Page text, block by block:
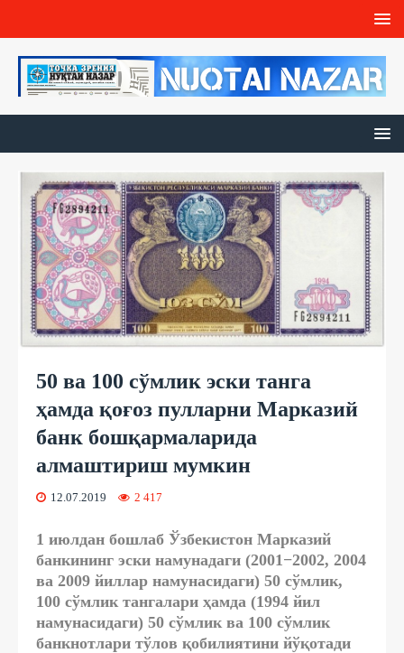
50 ва 100 сўмлик эски танга
ҳамда қоғоз пулларни Марказий
банк бошқармаларида
алмаштириш мумкин
12.07.2019 2 417
1 июлдан бошлаб Ўзбекистон Марказий
банкининг эски намунадаги (2001−2002, 2004
ва 2009 йиллар намунасидаги) 50 сўмлик,
100 сўмлик тангалари ҳамда (1994 йил
намунасидаги) 50 сўмлик ва 100 сўмлик
банкнотлари тўлов қобилиятини йўқотади